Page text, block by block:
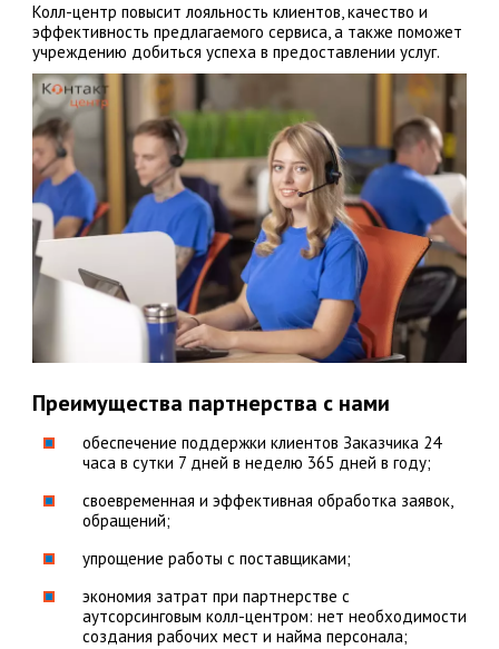
Колл-центр повысит лояльность клиентов, качество и
эффективность предлагаемого сервиса, а также поможет
учреждению добиться успеха в предоставлении услуг.
Преимущества партнерства с нами
обеспечение поддержки клиентов Заказчика 24
часа в сутки 7 дней в неделю 365 дней в году;
своевременная и эффективная обработка заявок,
обращений;
упрощение работы с поставщиками;
экономия затрат при партнерстве с
аутсорсинговым колл-центром: нет необходимости
создания рабочих мест и найма персонала;